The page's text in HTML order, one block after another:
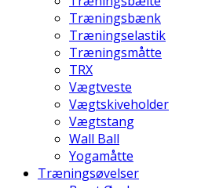
Træningsbænk
Træningselastik
Træningsmåtte
TRX
Vægtveste
Vægtskiveholder
Vægtstang
Wall Ball
Yogamåtte
Træningsøvelser